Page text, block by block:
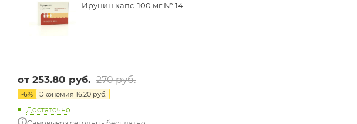
Ирунин капс. 100 мг № 14
от 253.80 руб. 270 руб.
-6% Экономия 16.20 руб.
Достаточно